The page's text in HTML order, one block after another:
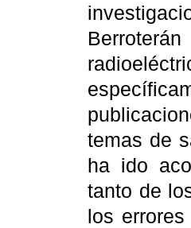
temas de
ha ido
tanto de
los